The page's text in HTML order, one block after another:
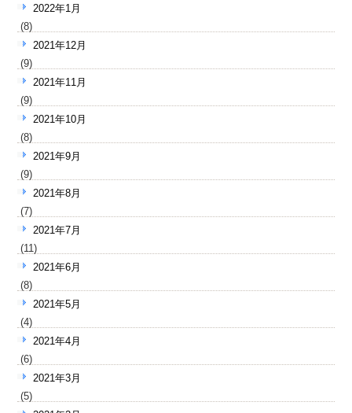
2022年1月
(8)
2021年12月
(9)
2021年11月
(9)
2021年10月
(8)
2021年9月
(9)
2021年8月
(7)
2021年7月
(11)
2021年6月
(8)
2021年5月
(4)
2021年4月
(6)
2021年3月
(5)